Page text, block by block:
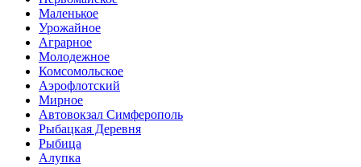
Маленькое
Урожайное
Аграрное
Молодежное
Комсомольское
Аэрофлотский
Мирное
Автовокзал Симферополь
Рыбацкая Деревня
Рыбица
Алупка